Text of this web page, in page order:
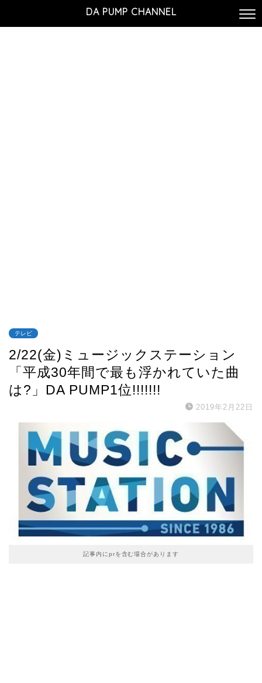
DA PUMP CHANNEL
テレビ
2/22(金)ミュージックステーション
「平成30年間で最も浮かれていた曲
は?」DA PUMP1位!!!!!!!
2019年2月22日
記事内にprを含む場合があります